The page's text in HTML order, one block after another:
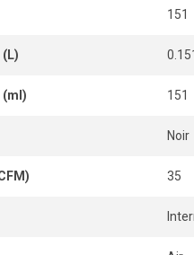
151
(ml) 151
Noir
35